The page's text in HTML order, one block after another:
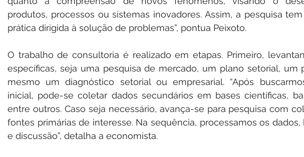
produtos, processos ou sistemas inovadores. Assim, a pesquisa
prática dirigida à solução de problemas”, pontua Peixoto.
O trabalho de consultoria é realizado em etapas. Primeiro,
específicas, seja uma pesquisa de mercado, um plano setorial, um
mesmo um diagnóstico setorial ou empresarial. “Após
inicial, pode-se coletar dados secundários em bases científicas,
entre outros. Caso seja necessário, avança-se para pesquisa com
fontes primárias de interesse. Na sequência, processamos os
e discussão”, detalha a economista.